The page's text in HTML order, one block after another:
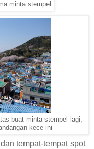
minta stempel
buat minta stempel lagi,
kece ini
tempat-tempat spot